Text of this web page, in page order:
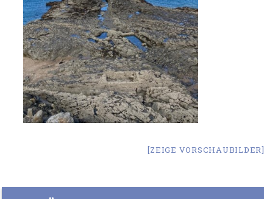
[ZEIGE VORSCHAUBILDER]